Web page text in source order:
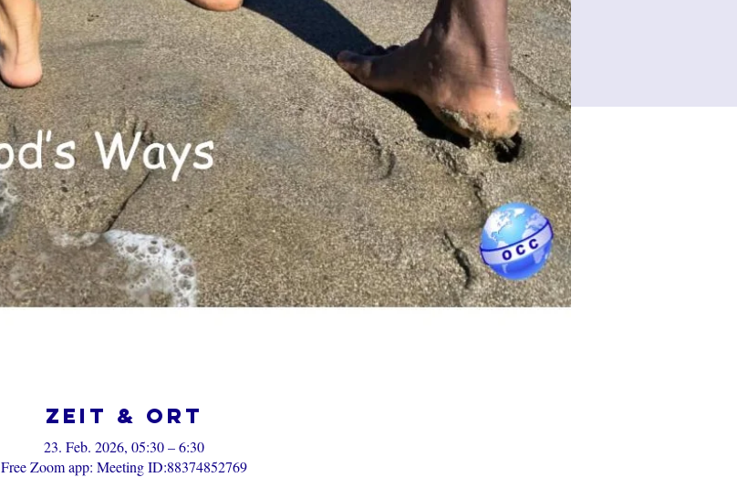
Zeit & Ort
23. Feb. 2026, 05:30 – 6:30
Free Zoom app: Meeting ID:88374852769